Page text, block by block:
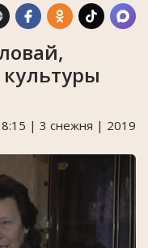
| 3 снежня | 2019